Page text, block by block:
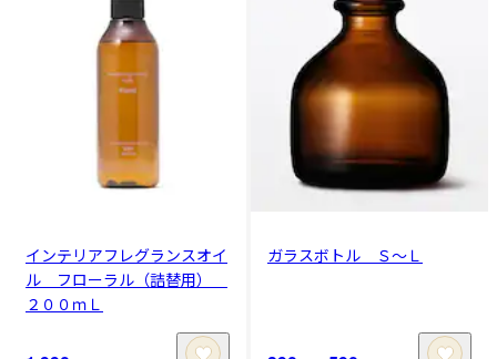
インテリアフレグランスオイ
ル フローラル（詰替用）
２００ｍＬ
ガラスボトル Ｓ～Ｌ